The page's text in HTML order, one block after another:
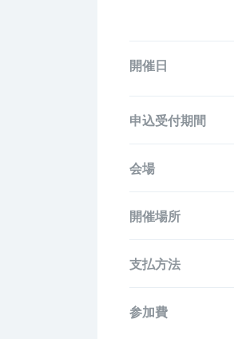
開催日
申込受付期間
会場
開催場所
支払方法
参加費